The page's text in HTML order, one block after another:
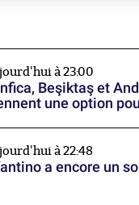
à 23:00
Beşiktaş et
une option
à 22:48
a encore un